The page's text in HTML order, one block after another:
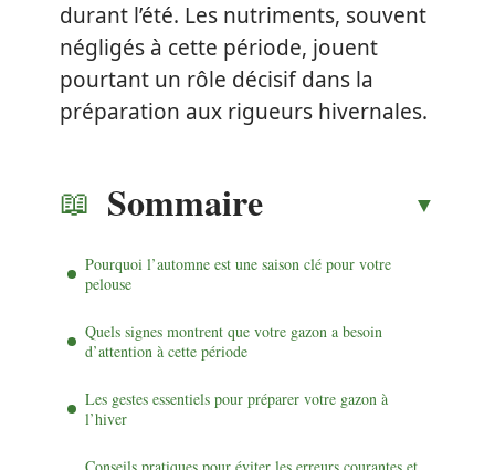
durant l’été. Les nutriments, souvent
négligés à cette période, jouent
pourtant un rôle décisif dans la
préparation aux rigueurs hivernales.
Sommaire
Pourquoi l’automne est une saison clé pour votre
pelouse
Quels signes montrent que votre gazon a besoin
d’attention à cette période
Les gestes essentiels pour préparer votre gazon à
l’hiver
Conseils pratiques pour éviter les erreurs courantes et